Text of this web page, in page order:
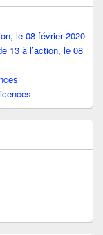
le 08 février 2020
13 à l’action, le 08